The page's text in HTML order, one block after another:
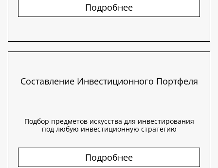
Подробнее
Составление Инвестиционного Портфеля
Подбор предметов искусства для инвестирования
под любую инвестиционную стратегию
Подробнее